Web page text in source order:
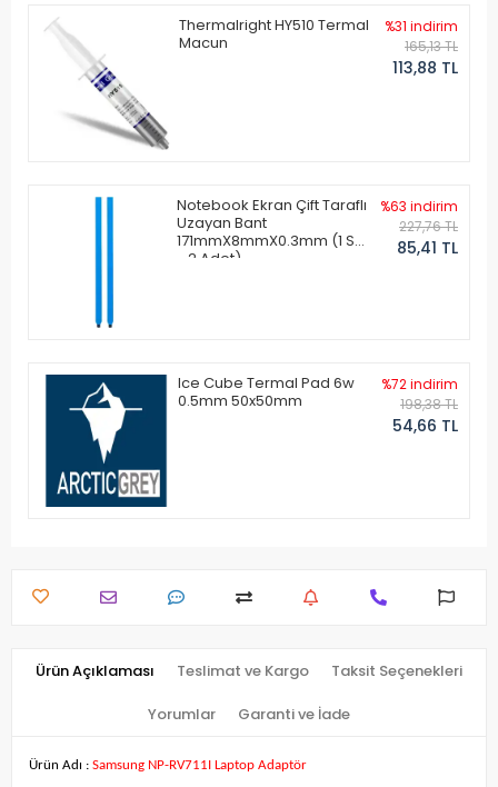
Thermalright HY510 Termal
Macun
%31 indirim
165,13 TL
113,88 TL
Notebook Ekran Çift Taraflı
Uzayan Bant
171mmX8mmX0.3mm (1 Set
- 2 Adet)
%63 indirim
227,76 TL
85,41 TL
Ice Cube Termal Pad 6w
0.5mm 50x50mm
%72 indirim
198,38 TL
54,66 TL
Ürün Açıklaması Teslimat ve Kargo Taksit Seçenekleri
Yorumlar Garanti ve İade
Ürün Adı : Samsung NP-RV711I Laptop Adaptör